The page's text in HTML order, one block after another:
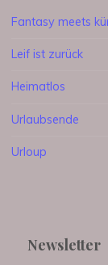
Fantasy meets
Leif ist zurück
Heimatlos
Urlaubsende
Urloup
Newsletter